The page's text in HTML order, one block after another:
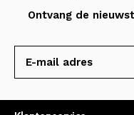
Ontvang de